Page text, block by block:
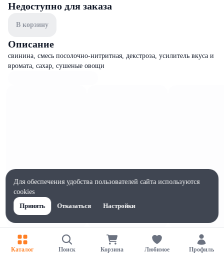
Недоступно для заказа
В корзину
Описание
свинина, смесь посолочно-нитритная, декстроза, усилитель вкуса и
вромата, сахар, сушеные овощи
Характеристики
Ширина, мм
Каталог Поиск Корзина Любимое Профиль
Для обеспечения удобства пользователей сайта используются
cookies
Принять
Отказаться Настройки